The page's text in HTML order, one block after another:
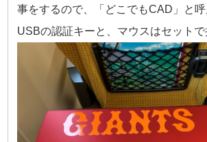
事をするので、「どこでもCAD」と呼
USBの認証キーと、マウスはセットで